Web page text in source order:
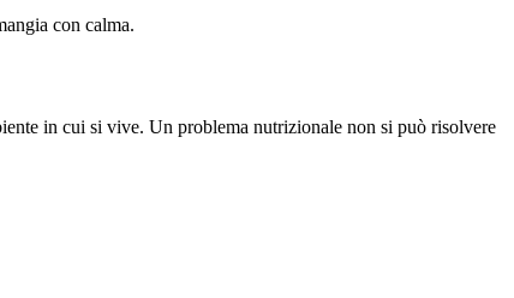
con calma.
in cui si vive. Un problema nutrizionale non si può risolvere